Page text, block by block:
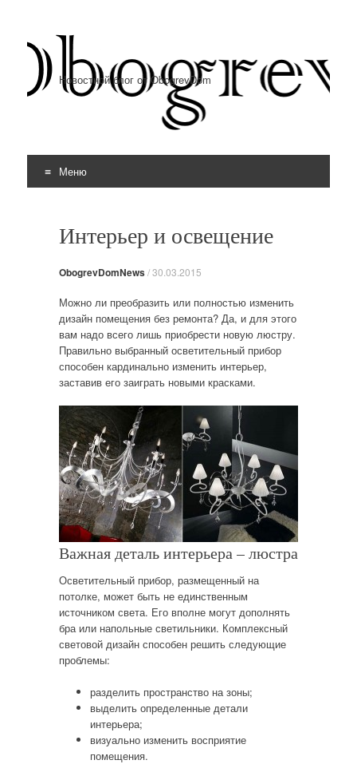
Новостной блог от ObogrevDom
Меню
Интерьер и освещение
ObogrevDomNews/30.03.2015
Можно ли преобразить или полностью изменить
дизайн помещения без ремонта? Да, и для этого
вам надо всего лишь приобрести новую люстру.
Правильно выбранный осветительный прибор
способен кардинально изменить интерьер,
заставив его заиграть новыми красками.
Важная деталь интерьера – люстра
Осветительный прибор, размещенный на
потолке, может быть не единственным
источником света. Его вполне могут дополнять
бра или напольные светильники. Комплексный
световой дизайн способен решить следующие
проблемы:
разделить пространство на зоны;
выделить определенные детали
интерьера;
визуально изменить восприятие
помещения.